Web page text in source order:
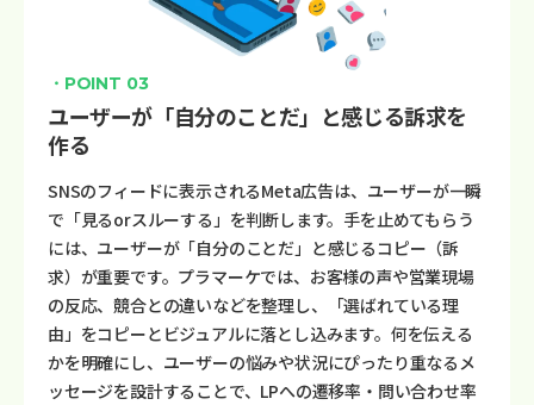
・POINT 03
ユーザーが「自分のことだ」と感じる訴求を
作る
SNSのフィードに表示されるMeta広告は、ユーザーが一瞬
で「見るorスルーする」を判断します。手を止めてもらう
には、ユーザーが「自分のことだ」と感じるコピー（訴
求）が重要です。プラマーケでは、お客様の声や営業現場
の反応、競合との違いなどを整理し、「選ばれている理
由」をコピーとビジュアルに落とし込みます。何を伝える
かを明確にし、ユーザーの悩みや状況にぴったり重なるメ
ッセージを設計することで、LPへの遷移率・問い合わせ率